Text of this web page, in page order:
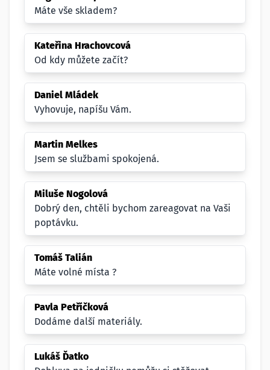
Máte vše skladem?
Kateřina Hrachovcová
Od kdy můžete začít?
Daniel Mládek
Vyhovuje, napíšu Vám.
Martin Melkes
Jsem se službami spokojená.
Miluše Nogolová
Dobrý den, chtěli bychom zareagovat na Vaši
poptávku.
Tomáš Talián
Máte volné místa ?
Pavla Petříčková
Dodáme další materiály.
Lukáš Ďatko